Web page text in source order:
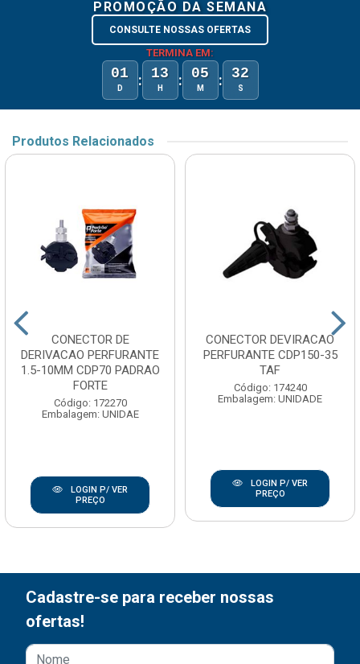
PROMOÇÃO DA SEMANA
CONSULTE NOSSAS OFERTAS
TERMINA EM:
01
D : 13
H : 05
M : 32
S
Produtos Relacionados
CONECTOR DE
DERIVACAO PERFURANTE
1.5-10MM CDP70 PADRAO
FORTE
Código: 172270
Embalagem: UNIDAE
LOGIN P/ VER
PREÇO
CONECTOR DEVIRACAO
PERFURANTE CDP150-35
TAF
Código: 174240
Embalagem: UNIDADE
LOGIN P/ VER
PREÇO
Cadastre-se para receber nossas
ofertas!